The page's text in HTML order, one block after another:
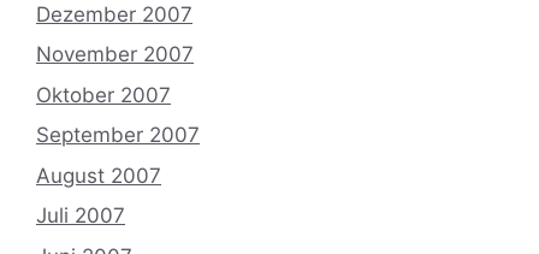
Dezember 2007
November 2007
Oktober 2007
September 2007
August 2007
Juli 2007